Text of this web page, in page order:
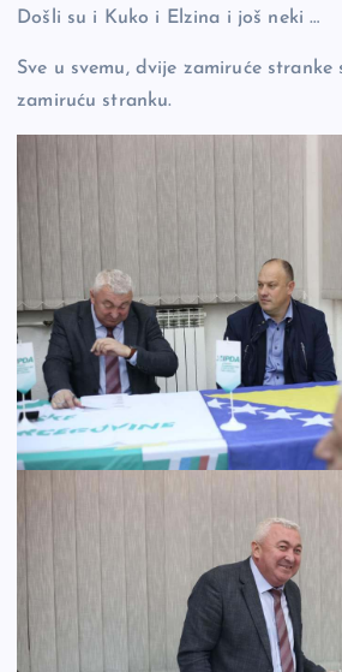
Došli su i Kuko i Elzina i još neki …
Sve u svemu, dvije zamiruće
zamiruću stranku.